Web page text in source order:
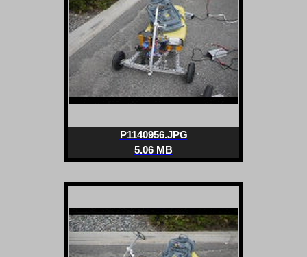
P1140956.JPG
5.06 MB